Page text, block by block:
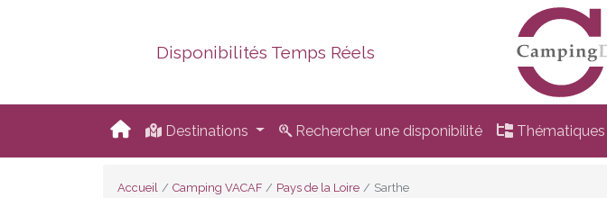
Disponibilités Temps Réels
Destinations Rechercher une disponibilité Thématiques
Accueil Camping VACAF Pays de la Loire Sarthe